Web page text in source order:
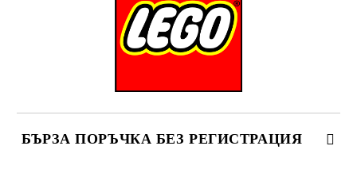
БЪРЗА ПОРЪЧКА БЕЗ РЕГИСТРАЦИЯ